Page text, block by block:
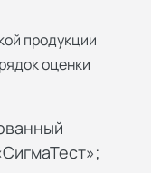
продукции
оценки